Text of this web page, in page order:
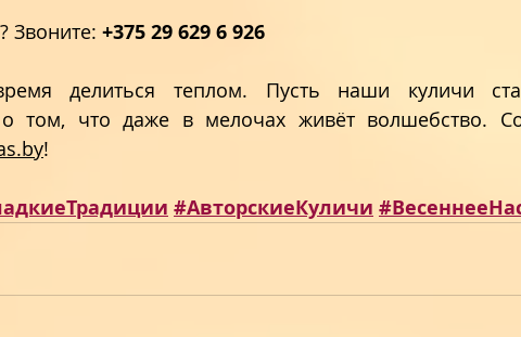
Звоните: +375 29 629 6 926
делиться теплом. Пусть наши куличи
том, что даже в мелочах живёт волшебство.
!
#АвторскиеКуличи